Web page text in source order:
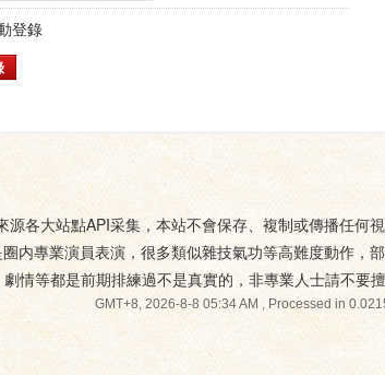
登錄
源各大站點API采集，本站不會保存、複制或傳播任何
内專業演員表演，很多類似雜技氣功等高難度動作，
情等都是前期排練過不是真實的，非專業人士請不要
GMT+8, 2026-8-8 05:34 AM, Processed in